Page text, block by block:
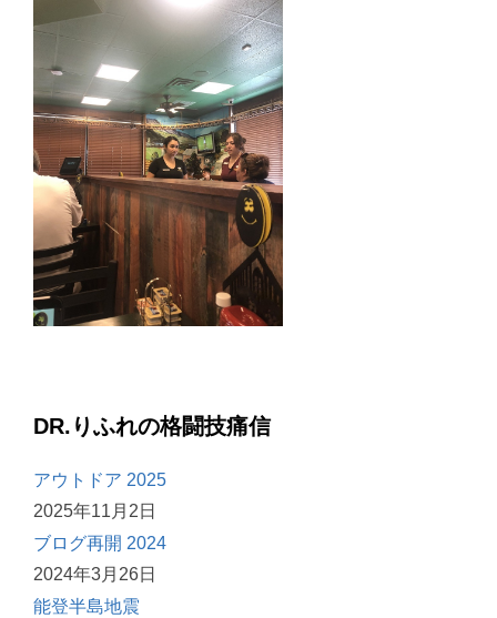
DR.りふれの格闘技痛信
アウトドア 2025
2025年11月2日
ブログ再開 2024
2024年3月26日
能登半島地震